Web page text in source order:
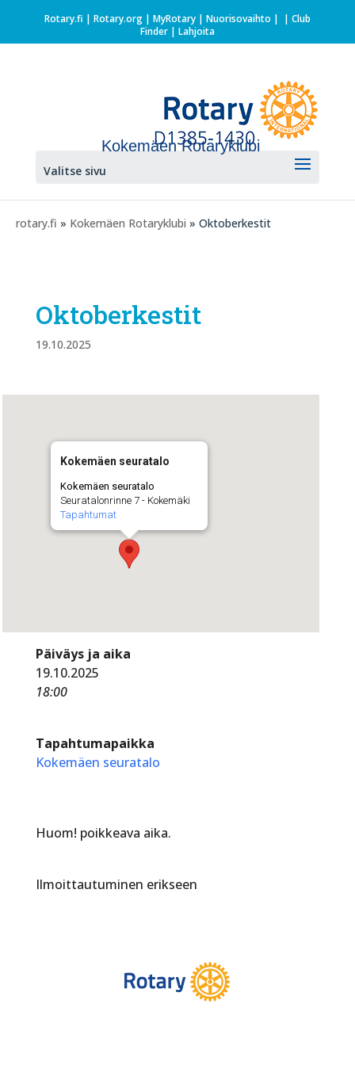
Rotary.fi | Rotary.org| MyRotary | Nuorisovaihto | | Club
Finder| Lahjoita
Kokemäen Rotaryklubi
Valitse sivu
rotary.fi » Kokemäen Rotaryklubi » Oktoberkestit
Oktoberkestit
19.10.2025
Kokemäen seuratalo
Kokemäen seuratalo
Seuratalonrinne 7 - Kokemäki
Tapahtumat
Päiväys ja aika
19.10.2025
18:00
Tapahtumapaikka
Kokemäen seuratalo
Huom! poikkeava aika.
Ilmoittautuminen erikseen